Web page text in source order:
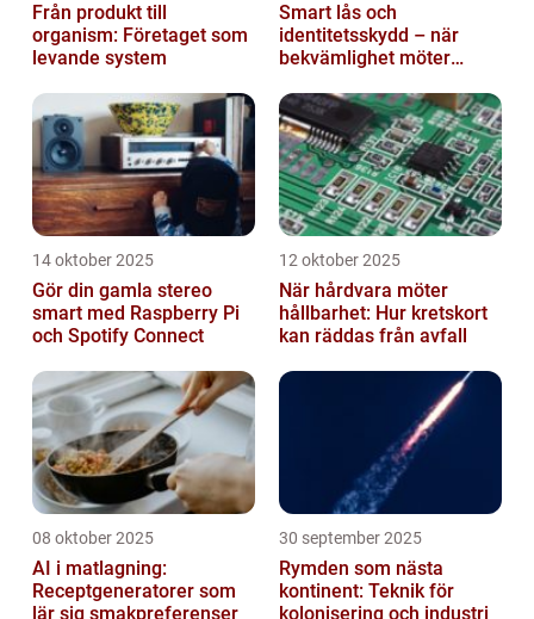
Från produkt till
organism: Företaget som
levande system
Smart lås och
identitetsskydd – när
bekvämlighet möter
14 oktober 2025
Gör din gamla stereo
smart med Raspberry Pi
och Spotify Connect
12 oktober 2025
När hårdvara möter
hållbarhet: Hur kretskort
kan räddas från avfall
08 oktober 2025
AI i matlagning:
Receptgeneratorer som
lär sig smakpreferenser
30 september 2025
Rymden som nästa
kontinent: Teknik för
kolonisering och industri